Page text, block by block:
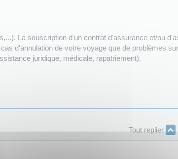
La souscription d'un contrat d'assurance et/ou
d'annulation de votre voyage que de problèmes
juridique, médicale, rapatriement).
Tout replier